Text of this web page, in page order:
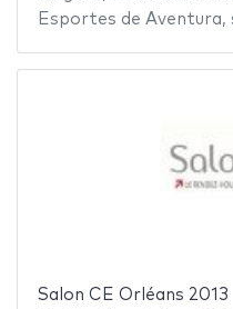
Esportes de Aventura,
Salon CE Orléans 2013